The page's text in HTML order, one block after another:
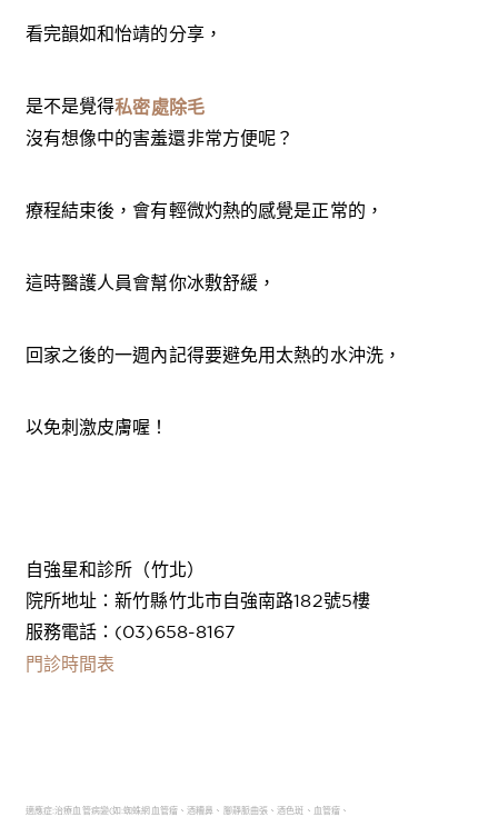
看完韻如和怡靖的分享，
是不是覺得私密處除毛
沒有想像中的害羞還非常方便呢？
療程結束後，會有輕微灼熱的感覺是正常的，
這時醫護人員會幫你冰敷舒緩，
回家之後的一週內記得要避免用太熱的水沖洗，
以免刺激皮膚喔！
自強星和診所（竹北）
院所地址：新竹縣竹北市自強南路182號5樓
服務電話：(03)658-8167
門診時間表
適應症:治療血管病變(如:蜘蛛網血管瘤、酒糟鼻、腳靜脈曲張、酒色斑、血管瘤、